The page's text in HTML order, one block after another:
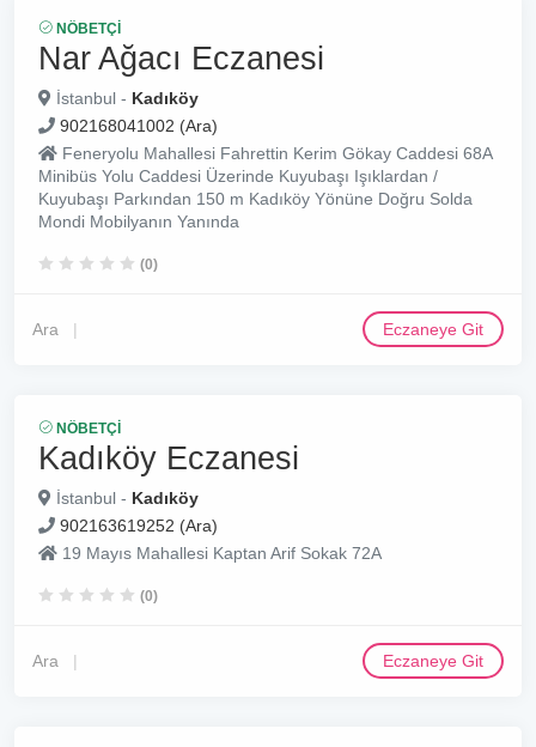
NÖBETÇI
Nar Ağacı Eczanesi
İstanbul - Kadıköy
902168041002 (Ara)
Feneryolu Mahallesi Fahrettin Kerim Gökay Caddesi 68A
Minibüs Yolu Caddesi Üzerinde Kuyubaşı Işıklardan /
Kuyubaşı Parkından 150 m Kadıköy Yönüne Doğru Solda
Mondi Mobilyanın Yanında
(0)
Ara Eczaneye Git
NÖBETÇI
Kadıköy Eczanesi
İstanbul - Kadıköy
902163619252 (Ara)
19 Mayıs Mahallesi Kaptan Arif Sokak 72A
(0)
Ara Eczaneye Git